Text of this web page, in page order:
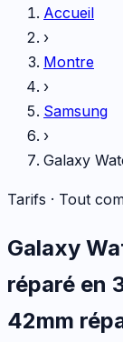
Accueil
›
Montre
›
Samsung
›
Galaxy
Tarifs · Tout
Galaxy
réparé en
42mm